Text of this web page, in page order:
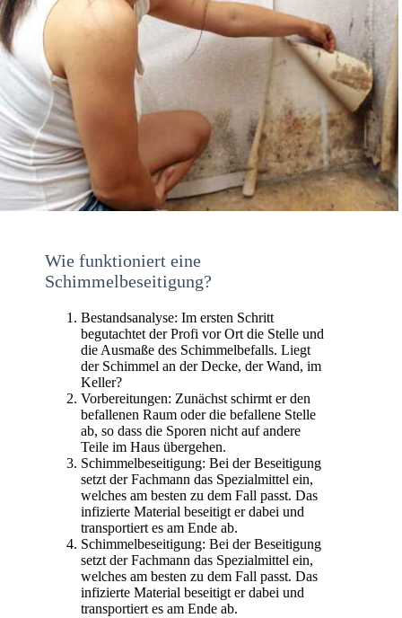
Wie funktioniert eine
Schimmelbeseitigung?
Bestandsanalyse: Im ersten Schritt
begutachtet der Profi vor Ort die Stelle und
die Ausmaße des Schimmelbefalls. Liegt
der Schimmel an der Decke, der Wand, im
Keller?
Vorbereitungen: Zunächst schirmt er den
befallenen Raum oder die befallene Stelle
ab, so dass die Sporen nicht auf andere
Teile im Haus übergehen.
Schimmelbeseitigung: Bei der Beseitigung
setzt der Fachmann das Spezialmittel ein,
welches am besten zu dem Fall passt. Das
infizierte Material beseitigt er dabei und
transportiert es am Ende ab.
Schimmelbeseitigung: Bei der Beseitigung
setzt der Fachmann das Spezialmittel ein,
welches am besten zu dem Fall passt. Das
infizierte Material beseitigt er dabei und
transportiert es am Ende ab.